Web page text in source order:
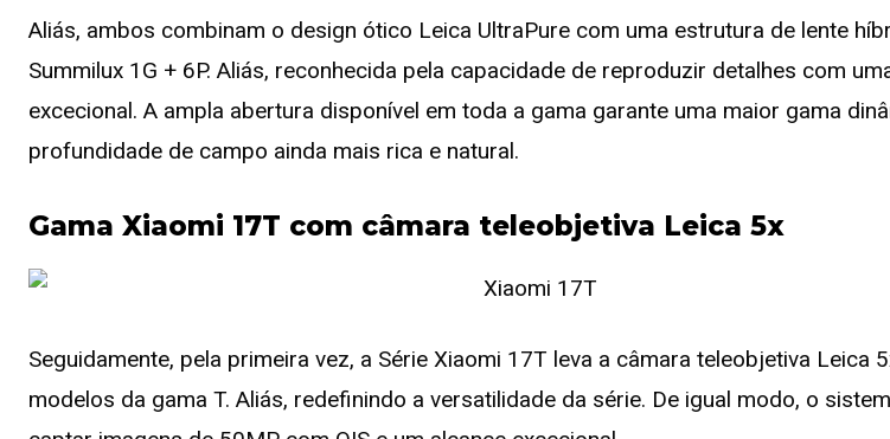
Aliás, ambos combinam o design ótico Leica UltraPure com uma estrutura de lente
Summilux 1G + 6P. Aliás, reconhecida pela capacidade de reproduzir detalhes com
excecional. A ampla abertura disponível em toda a gama garante uma maior gama
profundidade de campo ainda mais rica e natural.
Gama Xiaomi 17T com câmara teleobjetiva Leica 5x
Seguidamente, pela primeira vez, a Série Xiaomi 17T leva a câmara teleobjetiva Leica
modelos da gama T. Aliás, redefinindo a versatilidade da série. De igual modo, o